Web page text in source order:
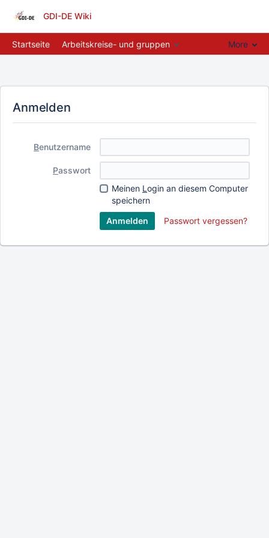
GDI-DE Wiki
Startseite Arbeitskreise- und gruppen More
Anmelden
Benutzername
Passwort
Meinen L ogin an diesem Computer
speichern
Passwort vergessen?